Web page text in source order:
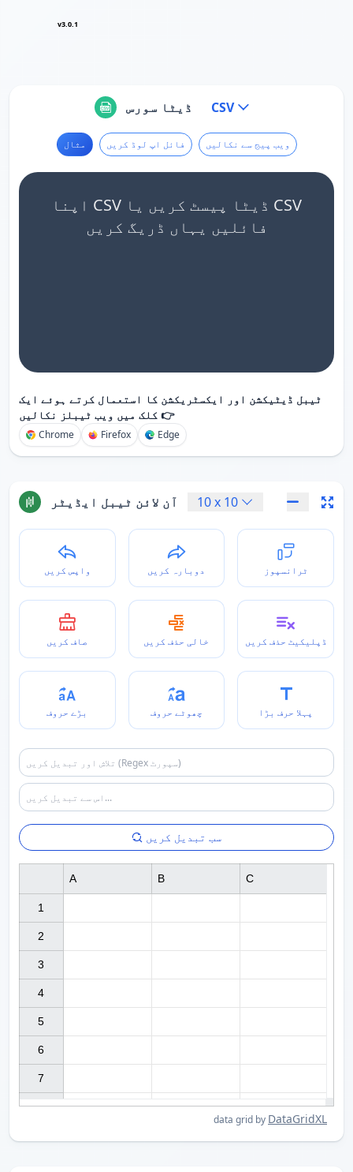
v3.0.1
ڈیٹا سورس CSV
مثال فائل اپ لوڈ کریں ویب پیج سے نکالیں
اپنا CSV ڈیٹا پیسٹ کریں یا CSV
فائلیں یہاں ڈریگ کریں
ٹیبل ڈیٹیکشن اور ایکسٹریکشن کا استعمال کرتے ہوئے ایک
کلک میں ویب ٹیبلز نکالیں 👉
Chrome Firefox Edge
آن لائن ٹیبل ایڈیٹر 10x 10
واپس کریں دوبارہ کریں ٹرانسپوز
صاف کریں خالی حذف کریں ڈپلیکیٹ حذف کریں
بڑے حروف چھوٹے حروف پہلا حرف بڑا
سب تبدیل کریں
1
2
3
4
5
6
7
A B C
data grid by DataGridXL